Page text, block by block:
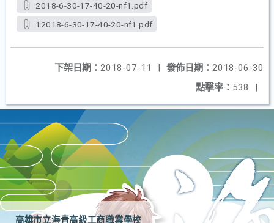
2018-6-30-17-40-20-nf1.pdf
12018-6-30-17-40-20-nf1.pdf
發佈日期： 2018-06-30
下架日期： 2018-07-11
|
點擊率： 538 |
高雄市立海青高級工商職業學校